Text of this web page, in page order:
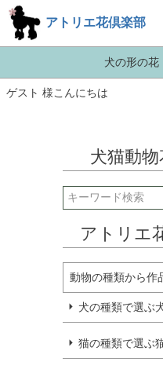
犬の形の花
アトリエ花倶楽部
ゲスト 様こんにちは
犬猫動
アトリエ
動物の種類から作
犬の種類で選ぶ
猫の種類で選ぶ